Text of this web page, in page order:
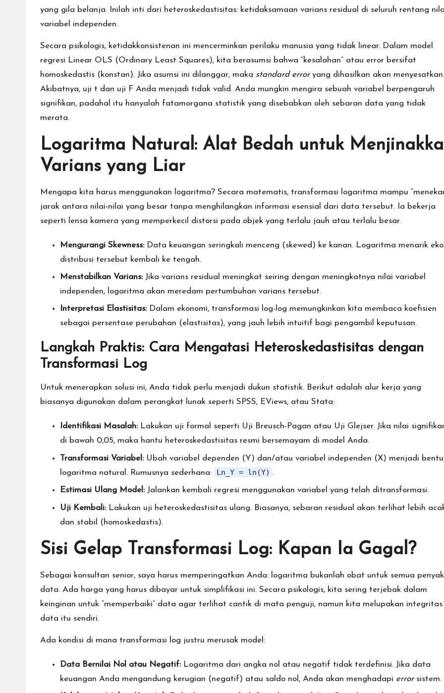
yang gila belanja. Inilah inti dari heteroskedastisitas: ketidaksamaan varians residual di seluruh rentang
variabel independen.
Secara psikologis, ketidakkonsistenan ini mencerminkan perilaku manusia yang tidak linear. Dalam model
regresi Linear OLS (Ordinary Least Squares), kita berasumsi bahwa “kesalahan” atau error bersifat
homoskedastis (konstan). Jika asumsi ini dilanggar, maka standard erroryang dihasilkan akan menyesatkan.
Akibatnya, uji t dan uji F Anda menjadi tidak valid. Anda mungkin mengira sebuah variabel berpengaruh
signifikan, padahal itu hanyalah fatamorgana statistik yang disebabkan oleh sebaran data yang tidak
merata.
Logaritma Natural: Alat Bedah untuk
Varians yang Liar
Mengapa kita harus menggunakan logaritma? Secara matematis, transformasi logaritma mampu
jarak antara nilai-nilai yang besar tanpa menghilangkan informasi esensial dari data tersebut. Ia bekerja
seperti lensa kamera yang memperkecil distorsi pada objek yang terlalu jauh atau terlalu besar.
Mengurangi Skewness:Data keuangan seringkali menceng (skewed) ke kanan. Logaritma menarik
distribusi tersebut kembali ke tengah.
Menstabilkan Varians:Jika varians residual meningkat seiring dengan meningkatnya nilai variabel
independen, logaritma akan meredam pertumbuhan varians tersebut.
Interpretasi Elastisitas:Dalam ekonomi, transformasi log-log memungkinkan kita membaca koefisien
sebagai persentase perubahan (elastisitas), yang jauh lebih intuitif bagi pengambil keputusan.
Langkah Praktis: Cara Mengatasi Heteroskedastisitas dengan
Transformasi Log
Untuk menerapkan solusi ini, Anda tidak perlu menjadi dukun statistik. Berikut adalah alur kerja yang
biasanya digunakan dalam perangkat lunak seperti SPSS, EViews, atau Stata:
Identifikasi Masalah:Lakukan uji formal seperti Uji Breusch-Pagan atau Uji Glejser. Jika nilai
di bawah 0,05, maka hantu heteroskedastisitas resmi bersemayam di model Anda.
Transformasi Variabel:Ubah variabel dependen (Y) dan/atau variabel independen (X) menjadi
logaritma natural. Rumusnya sederhana:
Ln_Y = ln(Y) .
Estimasi Ulang Model:Jalankan kembali regresi menggunakan variabel yang telah ditransformasi.
Uji Kembali:Lakukan uji heteroskedastisitas ulang. Biasanya, sebaran residual akan terlihat lebih
dan stabil (homoskedastis).
Sisi Gelap Transformasi Log: Kapan Ia Gagal?
Sebagai konsultan senior, saya harus memperingatkan Anda: logaritma bukanlah obat untuk semua
data. Ada harga yang harus dibayar untuk simplifikasi ini. Secara psikologis, kita sering terjebak dalam
keinginan untuk “memperbaiki” data agar terlihat cantik di mata penguji, namun kita melupakan integritas
data itu sendiri.
Ada kondisi di mana transformasi log justru merusak model:
Data Bernilai Nol atau Negatif:Logaritma dari angka nol atau negatif tidak terdefinisi. Jika data
keuangan Anda mengandung kerugian (negatif) atau saldo nol, Anda akan menghadapi errorsistem.